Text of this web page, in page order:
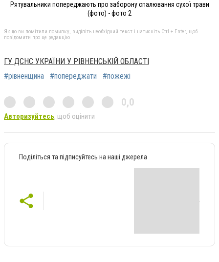
Рятувальники попереджають про заборону спалювання сухої трави
(фото) - фото 2
Якщо ви помітили помилку, виділіть необхідний текст і натисніть Ctrl + Enter, щоб
повідомити про це редакцію
ГУ ДСНС УКРАЇНИ У РІВНЕНСЬКІЙ ОБЛАСТІ
#рівненщина
#попереджати #пожежі
0,0
Авторизуйтесь, щоб оцінити
Поділіться та підписуйтесь на наші джерела